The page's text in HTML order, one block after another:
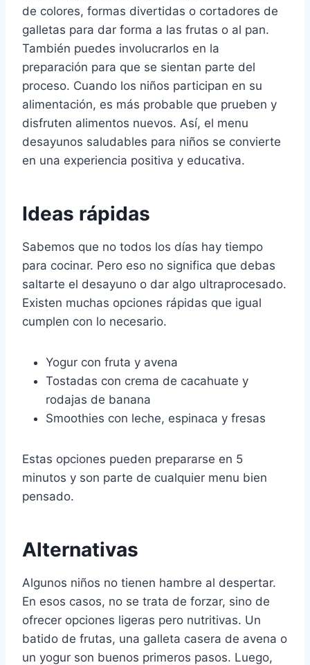
de colores, formas divertidas o cortadores de
galletas para dar forma a las frutas o al pan.
También puedes involucrarlos en la
preparación para que se sientan parte del
proceso. Cuando los niños participan en su
alimentación, es más probable que prueben y
disfruten alimentos nuevos. Así, el menu
desayunos saludables para niños se convierte
en una experiencia positiva y educativa.
Ideas rápidas
Sabemos que no todos los días hay tiempo
para cocinar. Pero eso no significa que debas
saltarte el desayuno o dar algo ultraprocesado.
Existen muchas opciones rápidas que igual
cumplen con lo necesario.
Yogur con fruta y avena
Tostadas con crema de cacahuate y
rodajas de banana
Smoothies con leche, espinaca y fresas
Estas opciones pueden prepararse en 5
minutos y son parte de cualquier menu bien
pensado.
Alternativas
Algunos niños no tienen hambre al despertar.
En esos casos, no se trata de forzar, sino de
ofrecer opciones ligeras pero nutritivas. Un
batido de frutas, una galleta casera de avena o
un yogur son buenos primeros pasos. Luego,